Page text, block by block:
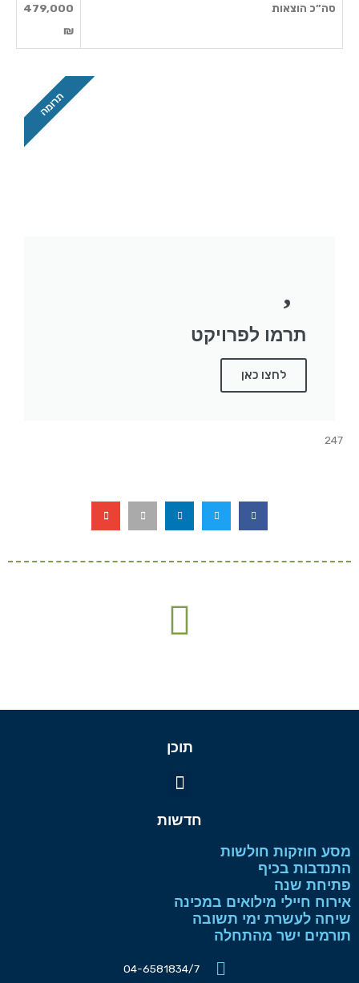
סה”כ הוצאות
479,000
₪
תרמו לפרויקט
לחצו כאן
תרומה
247
תוכן
תפריט
חדשות
מסע חוזקות חולשות
התנדבות בכיף
פתיחת שנה
אירוח חיילי מילואים במכינה
שיחה לעשרת ימי תשובה
תורמים ישר מהתחלה
04-6581834/7